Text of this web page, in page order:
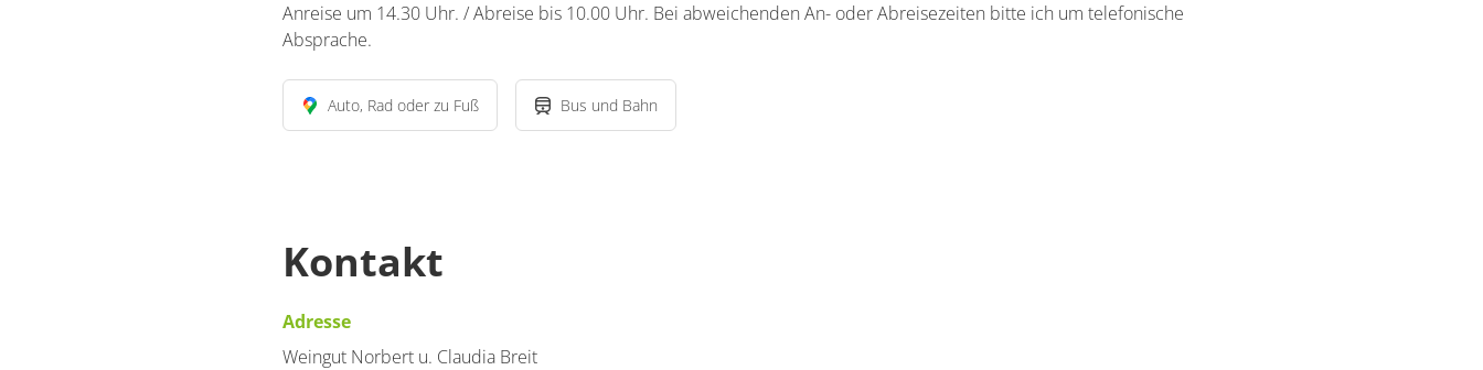
Anreise um 14.30 Uhr. / Abreise bis 10.00 Uhr. Bei abweichenden An- oder Abreisezeiten bitte ich um telefonische
Absprache.
Auto, Rad oder zu Fuß Bus und Bahn
Kontakt
Adresse
Weingut Norbert u. Claudia Breit